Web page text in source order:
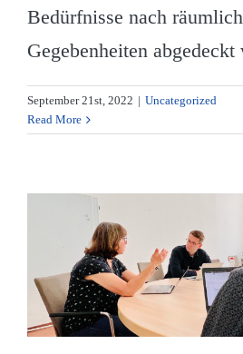
Bedürfnisse nach
Gegebenheiten abgedeckt
September 21st, 2022 | Uncategorized
Read More